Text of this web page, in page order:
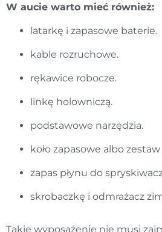
W aucie warto mieć również:
latarkę i zapasowe baterie.
kable rozruchowe.
rękawice robocze.
linkę holowniczą.
podstawowe narzędzia.
koło zapasowe albo
zapas płynu do
skrobaczkę i odmrażacz
Takie wyposażenie nie musi